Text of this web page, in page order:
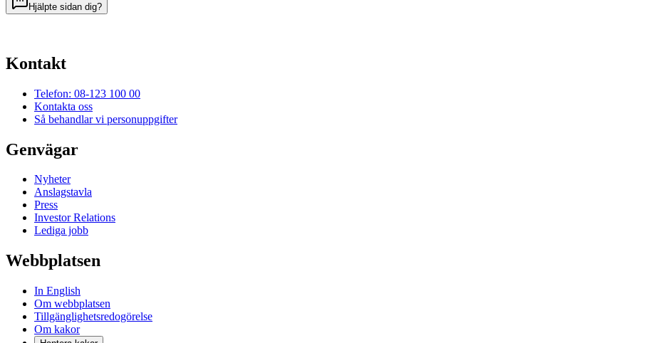
Hjälpte sidan dig?
Kontakt
Telefon: 08-123 100 00
Kontakta oss
Så behandlar vi personuppgifter
Genvägar
Nyheter
Anslagstavla
Press
Investor Relations
Lediga jobb
Webbplatsen
In English
Om webbplatsen
Tillgänglighetsredogörelse
Om kakor